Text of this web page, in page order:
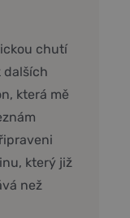
chutí
dalších
která mě
který již
než